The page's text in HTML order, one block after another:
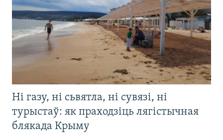
Ні газу, ні сьвятла, ні сувязі, ні
турыстаў: як праходзіць лягістычная
блякада Крыму